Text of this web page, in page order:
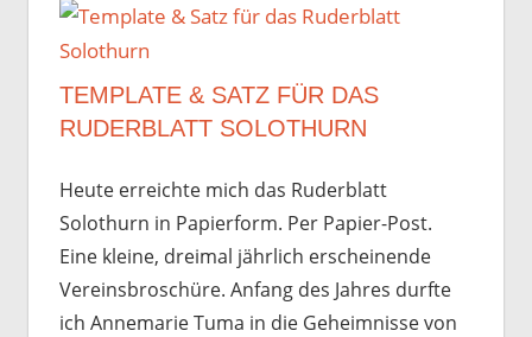
TEMPLATE & SATZ FÜR DAS
RUDERBLATT SOLOTHURN
Heute erreichte mich das Ruderblatt
Solothurn in Papierform. Per Papier-Post.
Eine kleine, dreimal jährlich erscheinende
Vereinsbroschüre. Anfang des Jahres durfte
ich Annemarie Tuma in die Geheimnisse von